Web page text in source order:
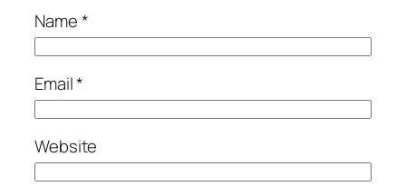
Name*
Email*
Website